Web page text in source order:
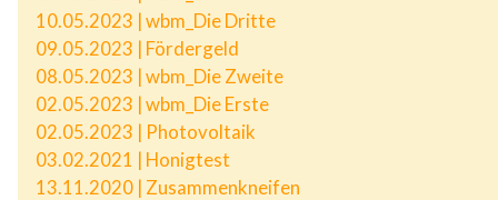
10.05.2023 | wbm_Die Dritte
09.05.2023 | Fördergeld
08.05.2023 | wbm_Die Zweite
02.05.2023 | wbm_Die Erste
02.05.2023 | Photovoltaik
03.02.2021 | Honigtest
13.11.2020 | Zusammenkneifen